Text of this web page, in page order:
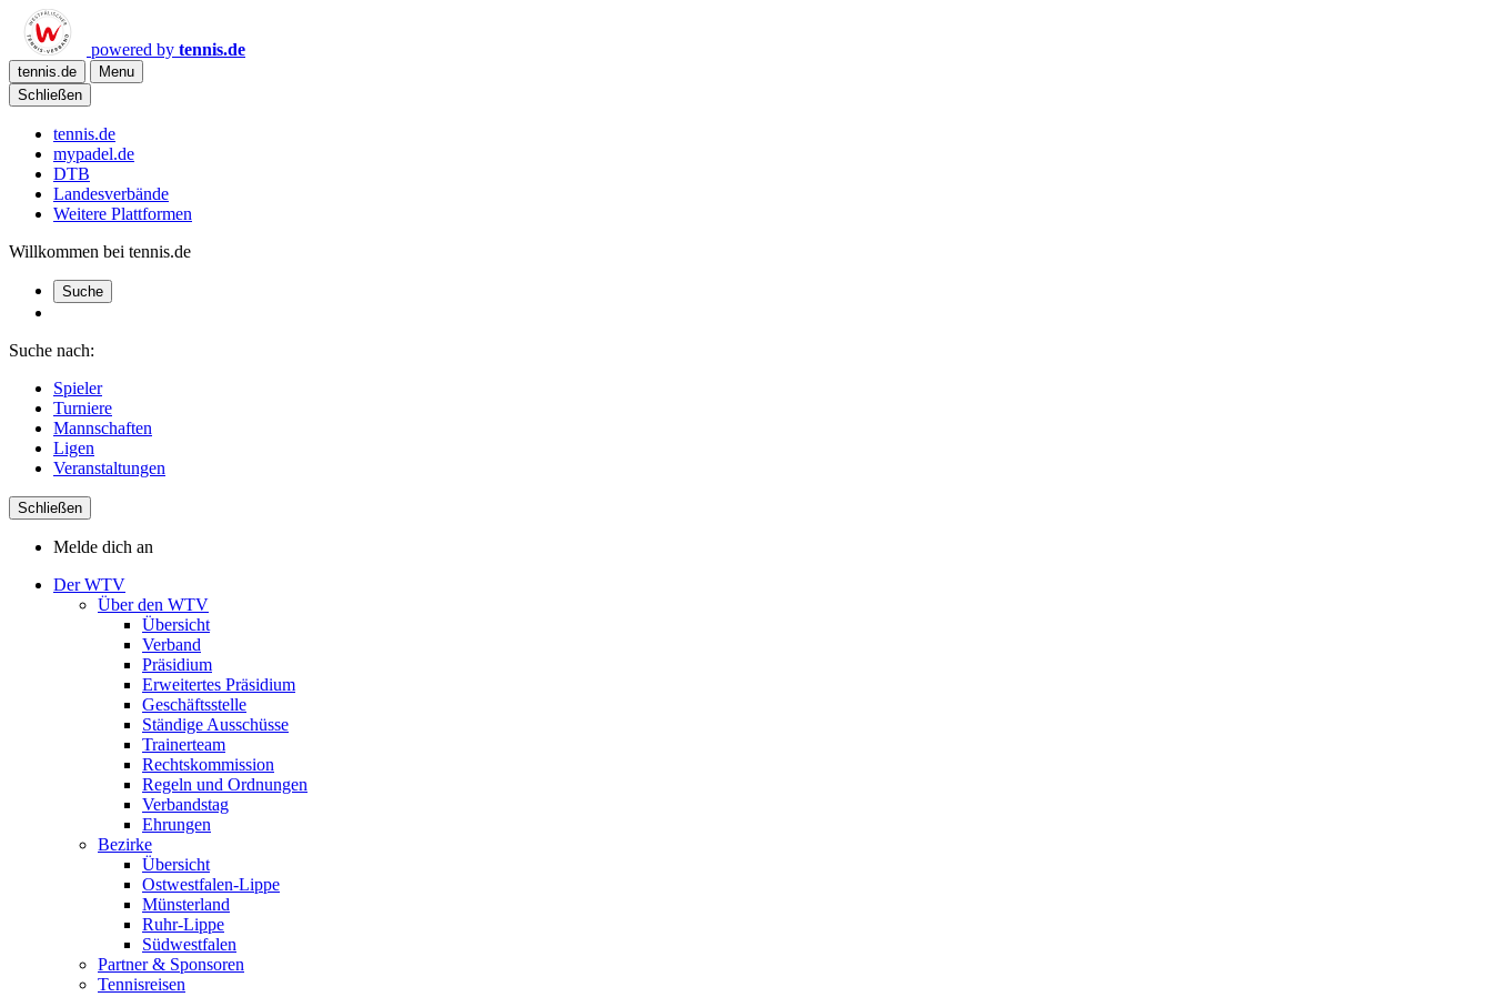
powered by tennis.de
tennis.de
Menu
Schließen
tennis.de
mypadel.de
DTB
Landesverbände
Weitere Plattformen
Willkommen bei tennis.de
Suche
Suche nach:
Spieler
Turniere
Mannschaften
Ligen
Veranstaltungen
Schließen
Melde dich an
Der WTV
Über den WTV
Übersicht
Verband
Präsidium
Erweitertes Präsidium
Geschäftsstelle
Ständige Ausschüsse
Trainerteam
Rechtskommission
Regeln und Ordnungen
Verbandstag
Ehrungen
Bezirke
Übersicht
Ostwestfalen-Lippe
Münsterland
Ruhr-Lippe
Südwestfalen
Partner & Sponsoren
Tennisreisen